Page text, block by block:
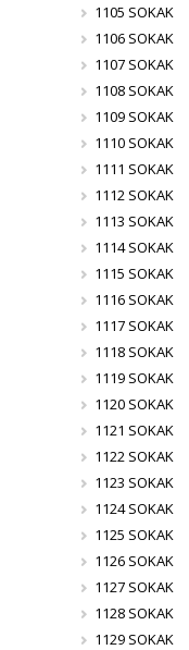
1105 SOKAK
1106 SOKAK
1107 SOKAK
1108 SOKAK
1109 SOKAK
1110 SOKAK
1111 SOKAK
1112 SOKAK
1113 SOKAK
1114 SOKAK
1115 SOKAK
1116 SOKAK
1117 SOKAK
1118 SOKAK
1119 SOKAK
1120 SOKAK
1121 SOKAK
1122 SOKAK
1123 SOKAK
1124 SOKAK
1125 SOKAK
1126 SOKAK
1127 SOKAK
1128 SOKAK
1129 SOKAK